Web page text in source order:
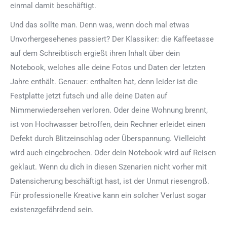
einmal damit beschäftigt.
Und das sollte man. Denn was, wenn doch mal etwas
Unvorhergesehenes passiert? Der Klassiker: die Kaffeetasse
auf dem Schreibtisch ergießt ihren Inhalt über dein
Notebook, welches alle deine Fotos und Daten der letzten
Jahre enthält. Genauer: enthalten hat, denn leider ist die
Festplatte jetzt futsch und alle deine Daten auf
Nimmerwiedersehen verloren. Oder deine Wohnung brennt,
ist von Hochwasser betroffen, dein Rechner erleidet einen
Defekt durch Blitzeinschlag oder Überspannung. Vielleicht
wird auch eingebrochen. Oder dein Notebook wird auf Reisen
geklaut. Wenn du dich in diesen Szenarien nicht vorher mit
Datensicherung beschäftigt hast, ist der Unmut riesengroß.
Für professionelle Kreative kann ein solcher Verlust sogar
existenzgefährdend sein.